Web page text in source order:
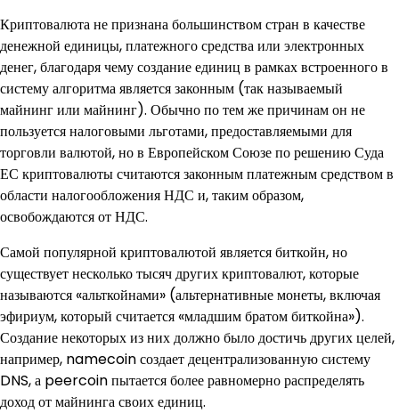
Криптовалюта не признана большинством стран в качестве
денежной единицы, платежного средства или электронных
денег, благодаря чему создание единиц в рамках встроенного в
систему алгоритма является законным (так называемый
майнинг или майнинг). Обычно по тем же причинам он не
пользуется налоговыми льготами, предоставляемыми для
торговли валютой, но в Европейском Союзе по решению Суда
ЕС криптовалюты считаются законным платежным средством в
области налогообложения НДС и, таким образом,
освобождаются от НДС.
Самой популярной криптовалютой является биткойн, но
существует несколько тысяч других криптовалют, которые
называются «альткойнами» (альтернативные монеты, включая
эфириум, который считается «младшим братом биткойна»).
Создание некоторых из них должно было достичь других целей,
например, namecoin создает децентрализованную систему
DNS, а peercoin пытается более равномерно распределять
доход от майнинга своих единиц.